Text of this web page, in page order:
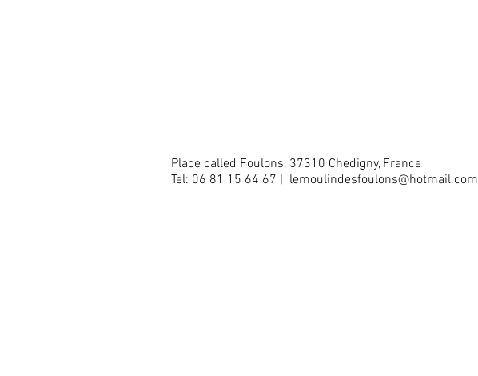
Place called Foulons, 37310 Chedigny, France
Tel: 06 81 15 64 67 |
lemoulindesfoulons@hotmail.com